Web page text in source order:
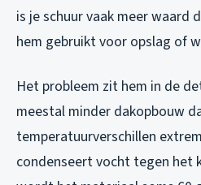
is je schuur vaak meer waard
hem gebruikt voor opslag of
Het probleem zit hem in de
meestal minder dakopbouw
temperatuurverschillen
condenseert vocht tegen het